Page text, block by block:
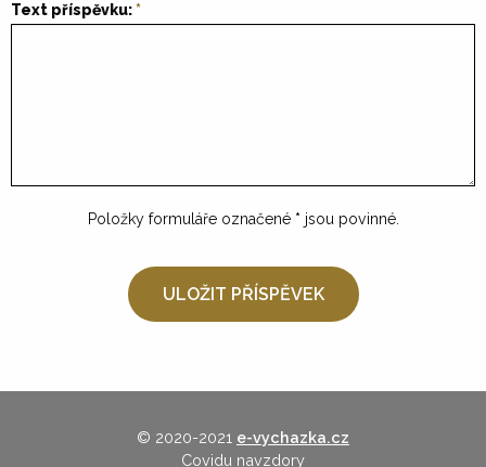
Text příspěvku:
Položky formuláře označené * jsou povinné.
© 2020-2021 e-vychazka.cz
Covidu navzdory